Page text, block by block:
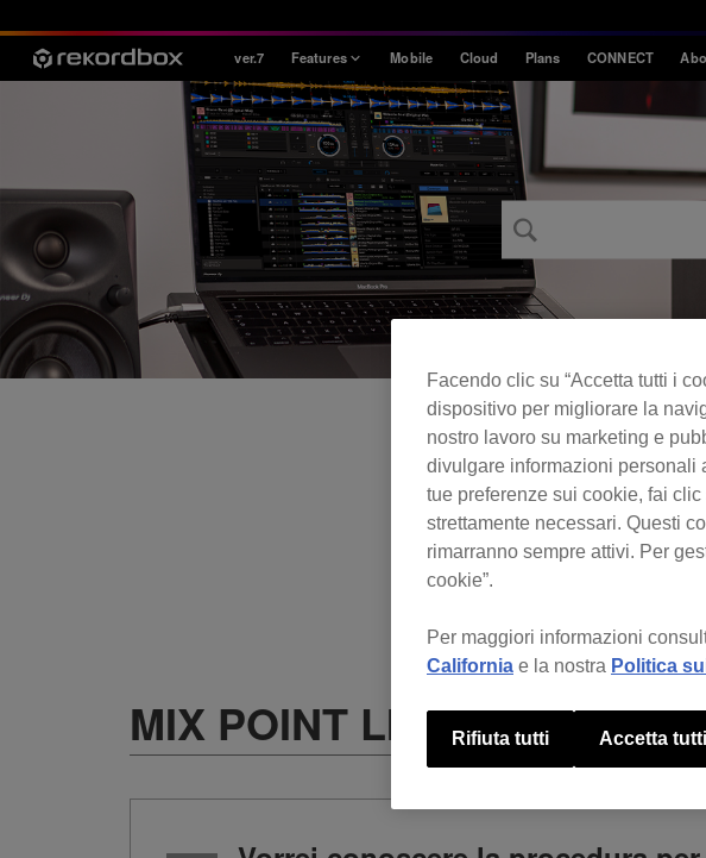
ver.7 Features
Style
House / Techno
Open Format
Mobile & Home
Professional
Mobile Cloud Plans CONNECT
MIX POINT LINK
Facendo clic su “Accetta tutti i
dispositivo per migliorare la
nostro lavoro su marketing e
divulgare informazioni personali
tue preferenze sui cookie, fai
strettamente necessari. Questi
rimarranno sempre attivi. Per
cookie”.
Per maggiori informazioni
California e la nostra Politica
Rifiuta tutti Accetta